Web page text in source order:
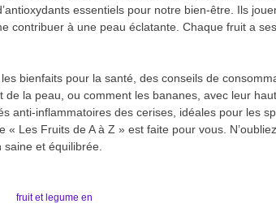
essentiels pour notre bien-être. Ils
contribuer à une peau éclatante. Chaque fruit a
bienfaits pour la santé, des conseils de
la peau, ou comment les bananes, avec leur
anti-inflammatoires des cerises, idéales pour les
Les Fruits de A à Z » est faite pour vous.
et équilibrée.
fruit et legume en